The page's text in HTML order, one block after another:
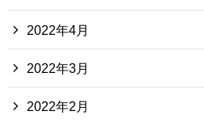
2022年4月
2022年3月
2022年2月